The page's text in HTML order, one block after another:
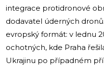
integrace protidronové
dodavatel úderných
evropský formát: v lednu
ochotných, kde Praha
Ukrajinu po případném